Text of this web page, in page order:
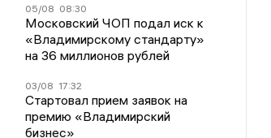
05/08 08:30
Московский ЧОП подал иск к
«Владимирскому стандарту»
на 36 миллионов рублей
03/08 17:32
Стартовал прием заявок на
премию «Владимирский
бизнес»